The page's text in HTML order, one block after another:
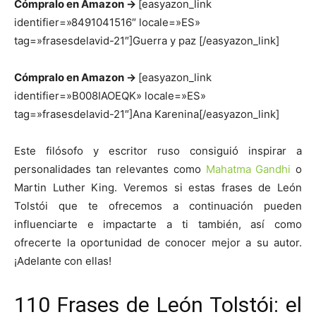
Cómpralo en Amazon -> [easyazon_link
identifier=»8491041516″ locale=»ES»
tag=»frasesdelavid-21″]Guerra y paz [/easyazon_link]
Cómpralo en Amazon -> [easyazon_link
identifier=»B008IAOEQK» locale=»ES»
tag=»frasesdelavid-21″]Ana Karenina[/easyazon_link]
Este filósofo y escritor ruso consiguió inspirar a
personalidades tan relevantes como Mahatma Gandhi o
Martin Luther King. Veremos si estas frases de León
Tolstói que te ofrecemos a continuación pueden
influenciarte e impactarte a ti también, así como
ofrecerte la oportunidad de conocer mejor a su autor.
¡Adelante con ellas!
110 Frases de León Tolstói: el